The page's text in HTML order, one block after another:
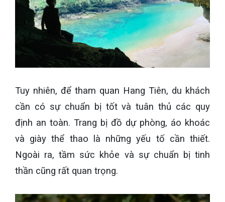
Tuy nhiên, để tham quan Hang Tiên, du khách
cần có sự chuẩn bị tốt và tuân thủ các quy
định an toàn. Trang bị đồ dự phòng, áo khoác
và giày thể thao là những yếu tố cần thiết.
Ngoài ra, tầm sức khỏe và sự chuẩn bị tinh
thần cũng rất quan trọng.